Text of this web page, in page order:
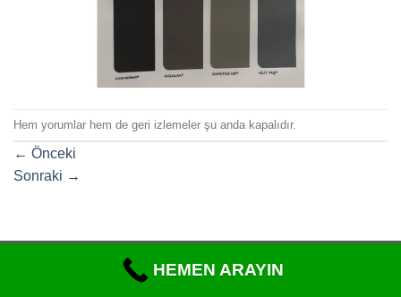
Hem yorumlar hem de geri izlemeler şu anda kapalıdır.
← Önceki
Sonraki →
Copyright 2026 ©
HEMEN ARAYIN